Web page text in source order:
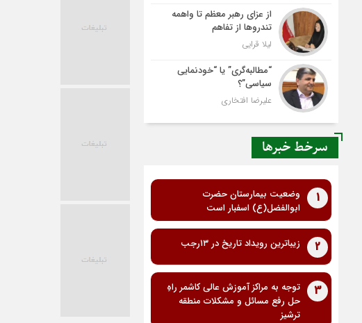
از عزای رهبر معظم تا واهمه
تندروها از تفاهم
لیلا قرایی
“مطالبه‌گری” یا “خودنمایی
سیاسی”؟
علیرضا افتخاری
سرخط خبرها
1
وضعیت بیمارستان حضرت
ابوالفضل(ع) اسفبار است
2 زیباترین رویداد تاریخ در ۱۳رجب
3
توجه به مراکز آموزش عالی کاشمر راهِ
حل رفع مسائل و مشکلات منطقه
ترشیز